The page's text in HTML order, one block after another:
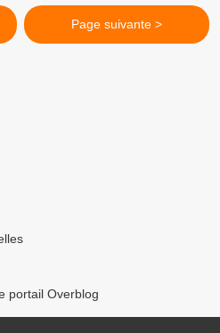
Page suivante >
portail Overblog